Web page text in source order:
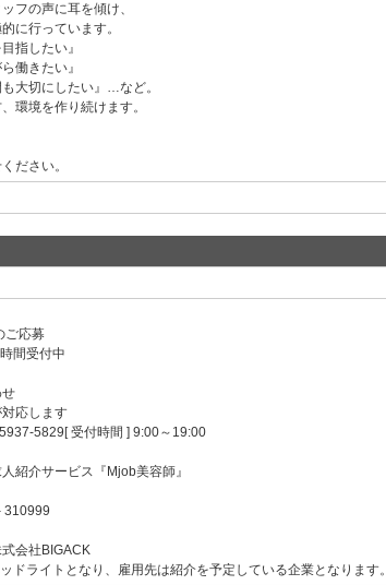
フの声に耳を傾け、
に行っています。
指したい』
働きたい』
大切にしたい』…など。
環境を作り続けます。
ださい。
ご応募
間受付中
応します
5829[ 受付時間 ] 9:00～19:00
紹介サービス『Mjob美容師』
310999
式会社BIGACK
ドライトとなり、雇用先は紹介を予定している企業となります。